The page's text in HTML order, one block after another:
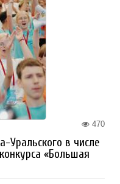
470
Уральского в числе
«Большая